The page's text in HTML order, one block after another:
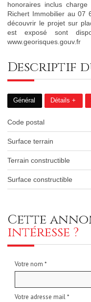
honoraires inclus
Richert Immobilier au 07
découvrir le projet sur
est exposé sont
www.georisques.gouv.fr
descriptif
Général Détails +
Code postal
surface terrain
Terrain constructible
Surface constructible
cette
intéresse ?
Votre nom *
Votre adresse mail *